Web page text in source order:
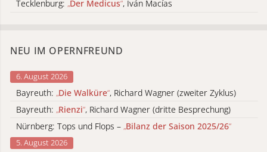
Tecklenburg: „Der Medicus“, Iván Macías
NEU IM OPERNFREUND
6. August 2026
Bayreuth: „Die Walküre“, Richard Wagner (zweiter Zyklus)
Bayreuth: „Rienzi“, Richard Wagner (dritte Besprechung)
Nürnberg: Tops und Flops – „Bilanz der Saison 2025/26“
5. August 2026